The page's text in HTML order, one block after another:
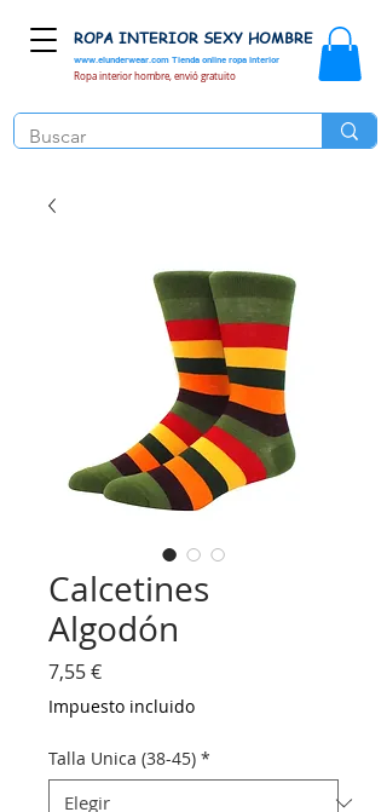
www.elunderwear.com Tienda online ropa interior
ROPA INTERIOR SEXY HOMBRE
Ropa interior hombre, envió gratuito
Calcetines
Algodón
7,55 €Precio
Impuesto incluido
Talla Unica (38-45) *